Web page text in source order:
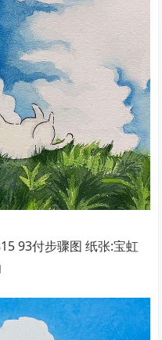
93付步骤图 纸张:宝虹